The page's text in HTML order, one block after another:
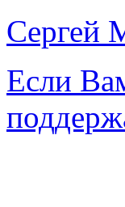
Сергей
Если